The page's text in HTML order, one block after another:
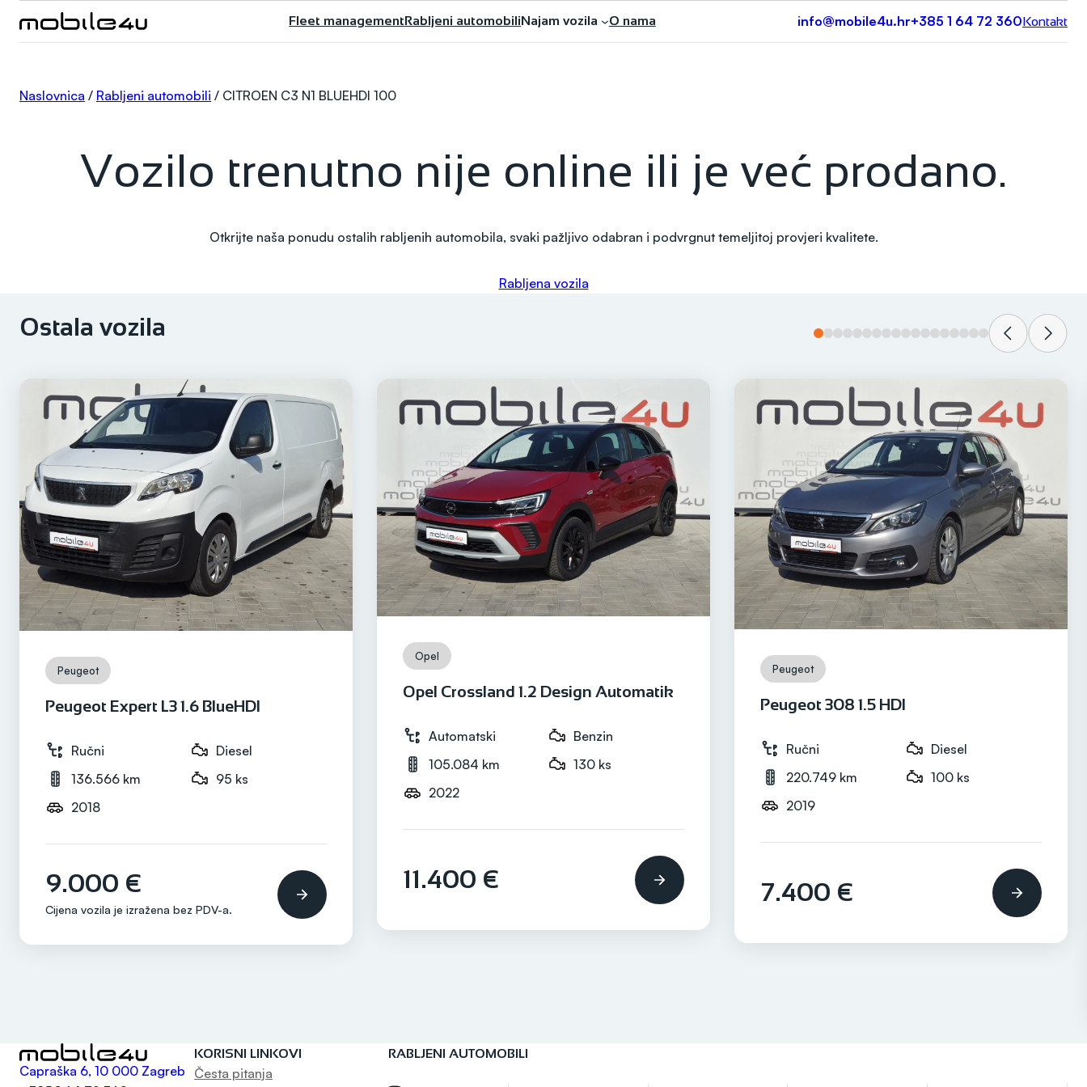
Fleet management Rabljeni automobili Najam vozila O nama info@mobile4u.hr+385 1 64 72 360Kontakt
Naslovnica / Rabljeni automobili / CITROEN C3 N1 BLUEHDI 100
Vozilo trenutno nije online ili je već prodano.
Otkrijte naša ponudu ostalih rabljenih automobila, svaki pažljivo odabran i podvrgnut temeljitoj provjeri kvalitete.
Rabljena vozila
Ostala vozila
Peugeot
Peugeot Expert L3 1.6 BlueHDI
Ručni
Diesel
136.566 km
95 ks
2018
9.000 €
Cijena vozila je izražena bez PDV-a.
Opel
Opel Crossland 1.2 Design Automatik
Automatski
Benzin
105.084 km
130 ks
2022
11.400 €
Peugeot
Peugeot 308 1.5 HDI
Ručni
Diesel
220.749 km
100 ks
2019
7.400 €
Capraška 6, 10 000 Zagreb
KORISNI LINKOVI
Česta pitanja
RABLJENI AUTOMOBILI